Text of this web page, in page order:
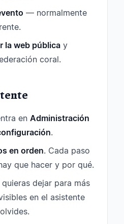
— normalmente
la web pública y
coral.
en Administración
.
en orden. Cada paso
que hacer y por qué.
quieras dejar para más
en el asistente